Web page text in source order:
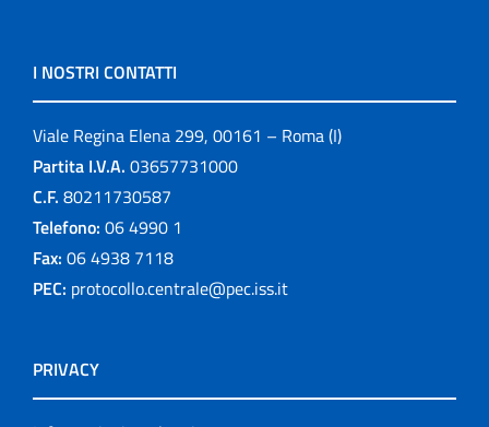
I NOSTRI CONTATTI
Viale Regina Elena 299, 00161 – Roma (I)
Partita I.V.A. 03657731000
C.F. 80211730587
Telefono: 06 4990 1
Fax: 06 4938 7118
PEC: protocollo.centrale@pec.iss.it
PRIVACY